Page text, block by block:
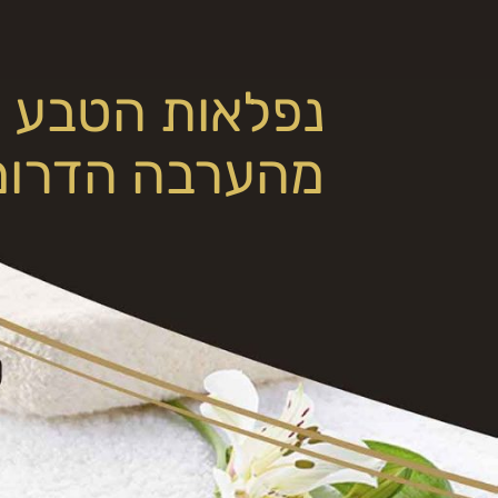
נפלאות הטבע
מהערבה